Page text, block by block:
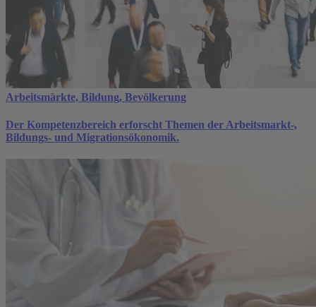
Arbeitsmärkte, Bildung, Bevölkerung
Der Kompetenzbereich erforscht Themen der Arbeitsmarkt-,
Bildungs- und Migrationsökonomik.